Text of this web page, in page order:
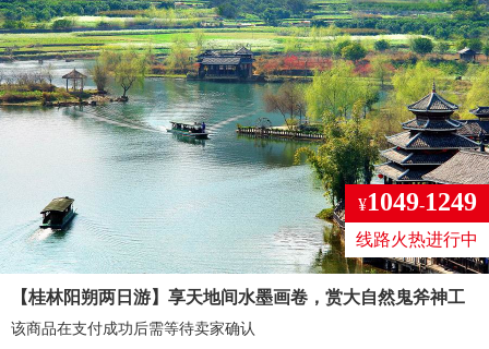
¥1049-1249
线路火热进行中
【桂林阳朔两日游】享天地间水墨画卷，赏大自然鬼斧神工
该商品在支付成功后需等待卖家确认